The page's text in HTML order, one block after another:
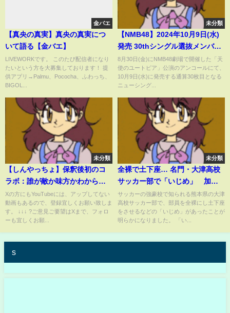
金バエ
【真央の真実】真央の真実につ
いて語る【金バエ】
LIVEWORKです。 このたび配信者になり
たいという方を大募集しております！ 提
供アプリ→Palmu、Pococha、ふわっち、
BIGOL...
未分類
【NMB48】2024年10月9日(水)
発売 30thシングル選抜メンバー
発表！
8月30日(金)にNMB48劇場で開催した「天
使のユートピア」公演のアンコールにて、
10月9日(水)に発売する通算30枚目となる
ニューシング...
未分類
【しんやっちょ】保釈後初のコ
ラボ：誰が敵か味方かわからな
い！四季 ぐみ くろろ
Xの方にもYouTubeには、アップしてない
動画もあるので、登録宜しくお願い致しま
す。 ↓↓↓ ?ご意見ご要望はXまで、フォロ
ーも宜しくお願...
未分類
全裸で土下座… 名門・大津高校
サッカー部で「いじめ」 加害
の中心生徒はすでに卒業 部の
活動は継続｜TBS NEWS DIG
サッカーの強豪校で知られる熊本県の大津
高校サッカー部で、部員を全裸にし土下座
をさせるなどの「いじめ」があったことが
明らかになりました。 「い...
s